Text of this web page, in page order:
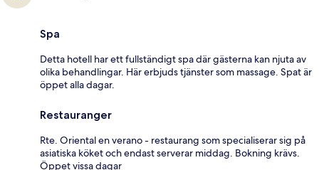
Spa
Detta hotell har ett fullständigt spa där gästerna kan njuta av
olika behandlingar. Här erbjuds tjänster som massage. Spat är
öppet alla dagar.
Restauranger
Rte. Oriental en verano - restaurang som specialiserar sig på
asiatiska köket och endast serverar middag. Bokning krävs.
Öppet vissa dagar